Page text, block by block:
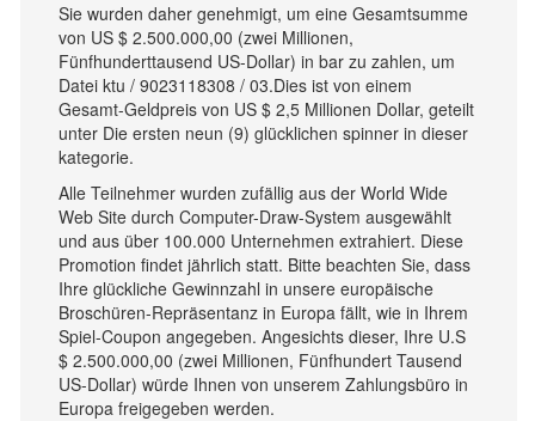
Sie wurden daher genehmigt, um eine Gesamtsumme
von US $ 2.500.000,00 (zwei Millionen,
Fünfhunderttausend US-Dollar) in bar zu zahlen, um
Datei ktu / 9023118308 / 03.Dies ist von einem
Gesamt-Geldpreis von US $ 2,5 Millionen Dollar, geteilt
unter Die ersten neun (9) glücklichen spinner in dieser
kategorie.
Alle Teilnehmer wurden zufällig aus der World Wide
Web Site durch Computer-Draw-System ausgewählt
und aus über 100.000 Unternehmen extrahiert. Diese
Promotion findet jährlich statt. Bitte beachten Sie, dass
Ihre glückliche Gewinnzahl in unsere europäische
Broschüren-Repräsentanz in Europa fällt, wie in Ihrem
Spiel-Coupon angegeben. Angesichts dieser, Ihre U.S
$ 2.500.000,00 (zwei Millionen, Fünfhundert Tausend
US-Dollar) würde Ihnen von unserem Zahlungsbüro in
Europa freigegeben werden.